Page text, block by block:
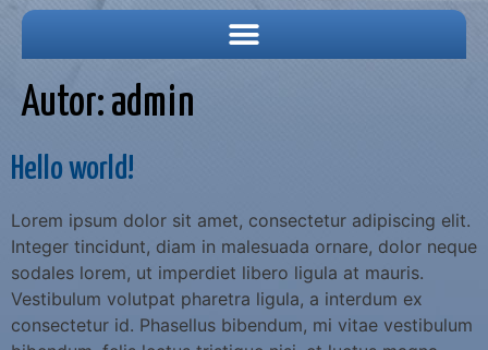
Autor: admin
Hello world!
Lorem ipsum dolor sit amet, consectetur adipiscing elit.
Integer tincidunt, diam in malesuada ornare, dolor neque
sodales lorem, ut imperdiet libero ligula at mauris.
Vestibulum volutpat pharetra ligula, a interdum ex
consectetur id. Phasellus bibendum, mi vitae vestibulum